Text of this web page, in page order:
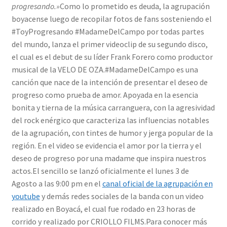
progresando.»Como lo prometido es deuda, la agrupación
boyacense luego de recopilar fotos de fans sosteniendo el
#ToyProgresando #MadameDelCampo por todas partes
del mundo, lanza el primer videoclip de su segundo disco,
el cual es el debut de su líder Frank Forero como productor
musical de la VELO DE OZA.#MadameDelCampo es una
canción que nace de la intención de presentar el deseo de
progreso como prueba de amor. Apoyada en la esencia
bonita y tierna de la música carranguera, con la agresividad
del rock enérgico que caracteriza las influencias notables
de la agrupación, con tintes de humor y jerga popular de la
región. En el video se evidencia el amor por la tierra y el
deseo de progreso por una madame que inspira nuestros
actos.El sencillo se lanzó oficialmente el lunes 3 de
Agosto a las 9:00 pm en el canal oficial de la agrupación en
youtube y demás redes sociales de la banda con un video
realizado en Boyacá, el cual fue rodado en 23 horas de
corrido y realizado por CRIOLLO FILMS.Para conocer más